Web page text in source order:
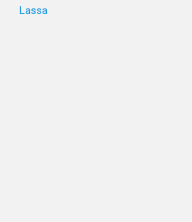
Lassa